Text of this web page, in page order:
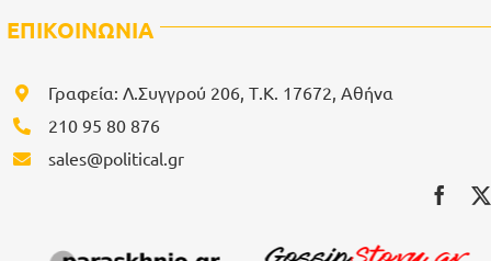
ΕΠΙΚΟΙΝΩΝΙΑ
Γραφεία: Λ.Συγγρού 206, Τ.Κ. 17672, Αθήνα
210 95 80 876
sales@political.gr